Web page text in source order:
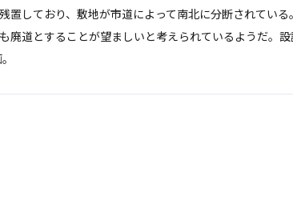
置しており、敷地が市道によって南北に分断されてい
廃道とすることが望ましいと考えられているようだ。